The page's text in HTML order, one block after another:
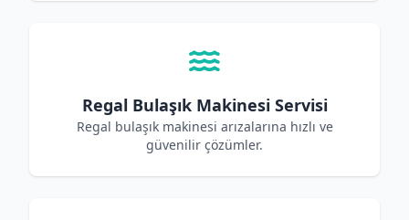
Regal Bulaşık Makinesi Servisi
Regal bulaşık makinesi arızalarına hızlı ve
güvenilir çözümler.